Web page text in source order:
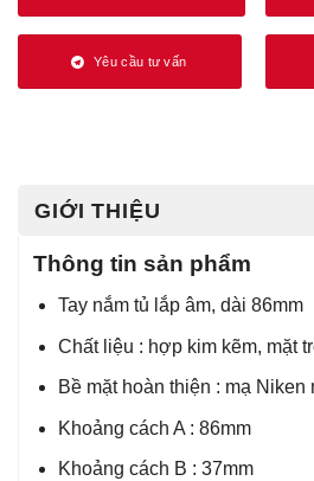
Yêu cầu tư vấn
GIỚI THIỆU
Thông tin sản phẩm
Tay nắm tủ lắp âm, dài 86mm
Chất liệu : hợp kim kẽm, mặt
Bề mặt hoàn thiện : mạ Niken
Khoảng cách A : 86mm
Khoảng cách B : 37mm